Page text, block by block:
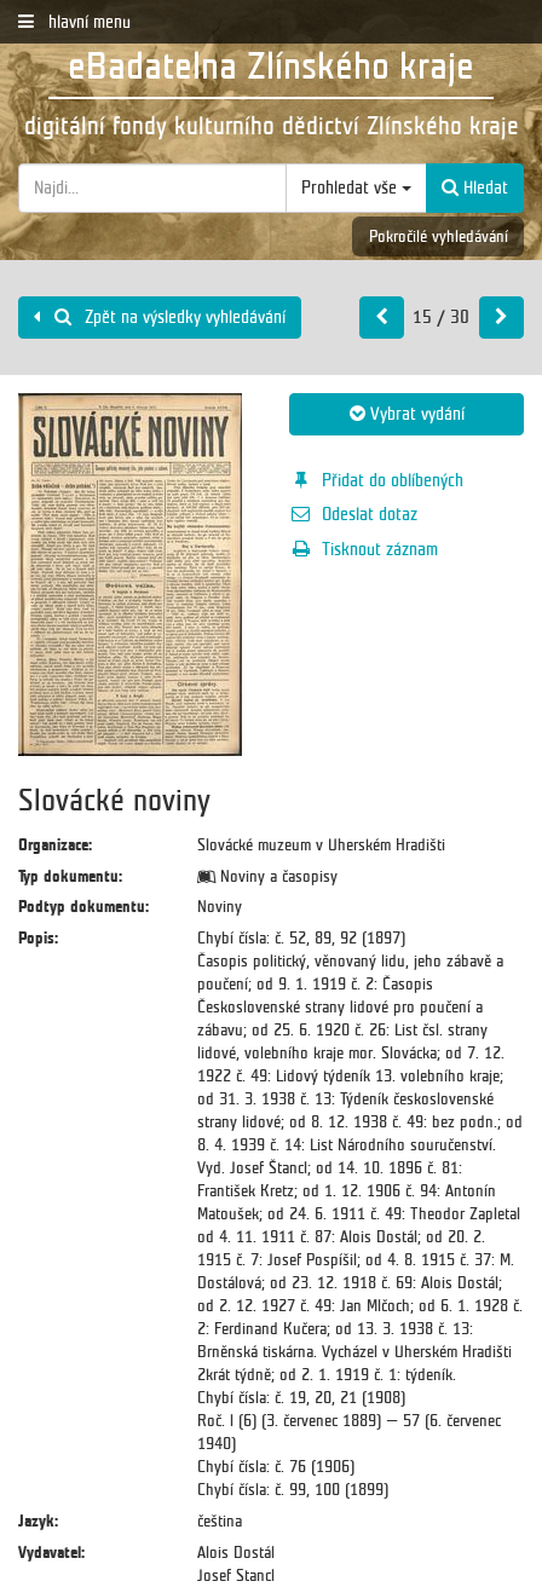
hlavní menu
eBadatelna Zlínského kraje
digitální fondy kulturního dědictví Zlínského kraje
Prohledat vše Hledat
Pokročilé vyhledávání
Zpět na výsledky vyhledávání 15 / 30
Vybrat vydání
Přidat do oblíbených
Odeslat dotaz
Tisknout záznam
Slovácké noviny
Organizace:
Slovácké muzeum v Uherském Hradišti
Typ dokumentu:
Noviny a časopisy
Podtyp dokumentu:
Noviny
Popis:
Chybí čísla: č. 52, 89, 92 (1897)
Časopis politický, věnovaný lidu, jeho zábavě a
poučení; od 9. 1. 1919 č. 2: Časopis
Československé strany lidové pro poučení a
zábavu; od 25. 6. 1920 č. 26: List čsl. strany
lidové, volebního kraje mor. Slovácka; od 7. 12.
1922 č. 49: Lidový týdeník 13. volebního kraje;
od 31. 3. 1938 č. 13: Týdeník československé
strany lidové; od 8. 12. 1938 č. 49: bez podn.; od
8. 4. 1939 č. 14: List Národního souručenství.
Vyd. Josef Štancl; od 14. 10. 1896 č. 81:
František Kretz; od 1. 12. 1906 č. 94: Antonín
Matoušek; od 24. 6. 1911 č. 49: Theodor Zapletal
od 4. 11. 1911 č. 87: Alois Dostál; od 20. 2.
1915 č. 7: Josef Pospíšil; od 4. 8. 1915 č. 37: M.
Dostálová; od 23. 12. 1918 č. 69: Alois Dostál;
od 2. 12. 1927 č. 49: Jan Mlčoch; od 6. 1. 1928 č.
2: Ferdinand Kučera; od 13. 3. 1938 č. 13:
Brněnská tiskárna. Vycházel v Uherském Hradišti
2krát týdně; od 2. 1. 1919 č. 1: týdeník.
Chybí čísla: č. 19, 20, 21 (1908)
Roč. l (6) (3. červenec 1889) — 57 (6. červenec
1940)
Chybí čísla: č. 76 (1906)
Chybí čísla: č. 99, 100 (1899)
Jazyk:
čeština
Vydavatel:
Alois Dostál
Josef Stancl